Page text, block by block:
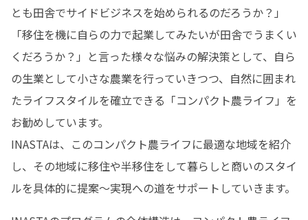
とも田舎でサイドビジネスを始められるのだろうか？」
「移住を機に自らの力で起業してみたいが田舎でうまくい
くだろうか？」と言った様々な悩みの解決策として、自ら
の生業として小さな農業を行っていきつつ、自然に囲まれ
たライフスタイルを確立できる「コンパクト農ライフ」を
お勧めしています。
INASTAは、このコンパクト農ライフに最適な地域を紹介
し、その地域に移住や半移住をして暮らしと商いのスタイ
ルを具体的に提案〜実現への道をサポートしていきます。